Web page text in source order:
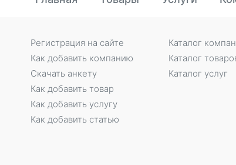
Регистрация на сайте
Как добавить компанию
Скачать анкету
Как добавить товар
Как добавить услугу
Как добавить статью
Каталог
Каталог
Каталог услуг